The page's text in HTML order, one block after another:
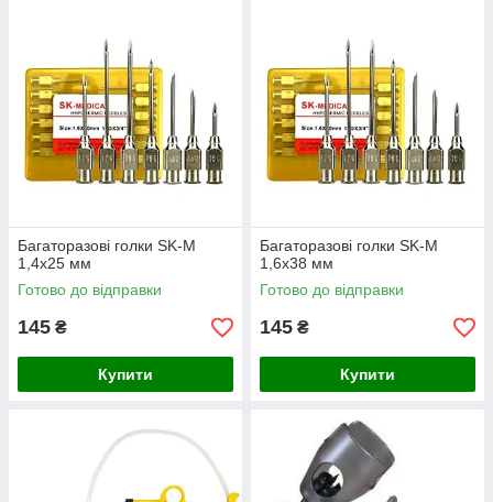
Багаторазові голки SK-M
1,4х25 мм
Готово до відправки
145 ₴
Купити
Багаторазові голки SK-M
1,6х38 мм
Готово до відправки
145 ₴
Купити